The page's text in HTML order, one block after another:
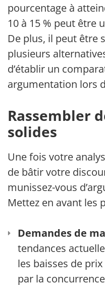
pourcentage à
10 à 15 % peut être
De plus, il peut être
plusieurs
d’établir un
argumentation lors
Rassembler
solides
Une fois votre
de bâtir votre
munissez-vous
Mettez en avant les
Demandes de
tendances
les baisses de
par la